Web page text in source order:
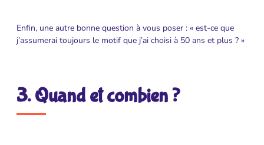
Enfin, une autre bonne question à vous poser : « est-ce que
j’assumerai toujours le motif que j’ai choisi à 50 ans et plus ? »
3. Quand et combien ?